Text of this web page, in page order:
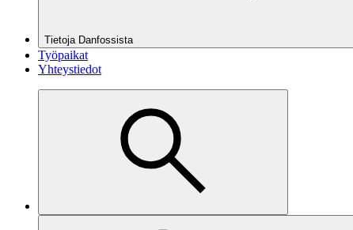
Tietoja Danfossista
Työpaikat
Yhteystiedot